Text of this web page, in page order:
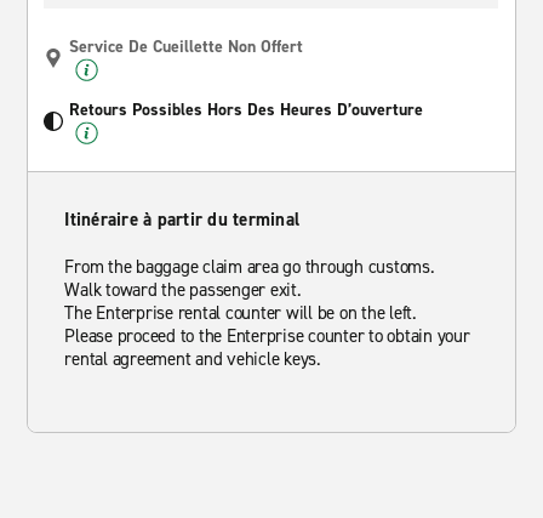
Service De Cueillette Non Offert
Retours Possibles Hors Des Heures D’ouverture
Itinéraire à partir du terminal
From the baggage claim area go through customs.
Walk toward the passenger exit.
The Enterprise rental counter will be on the left.
Please proceed to the Enterprise counter to obtain your
rental agreement and vehicle keys.